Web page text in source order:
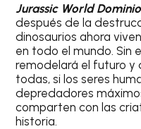
Jurassic World
después de la
dinosaurios ahora
en todo el mundo. Sin
remodelará el futuro y
todas, si los seres
depredadores
comparten con las
historia.